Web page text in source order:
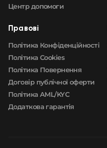
Центр допомоги
Правові
Політика Конфіденційності
Політика Cookies
Політика Повернення
Договір публічної оферти
Політика AML/KYC
Додаткова гарантія